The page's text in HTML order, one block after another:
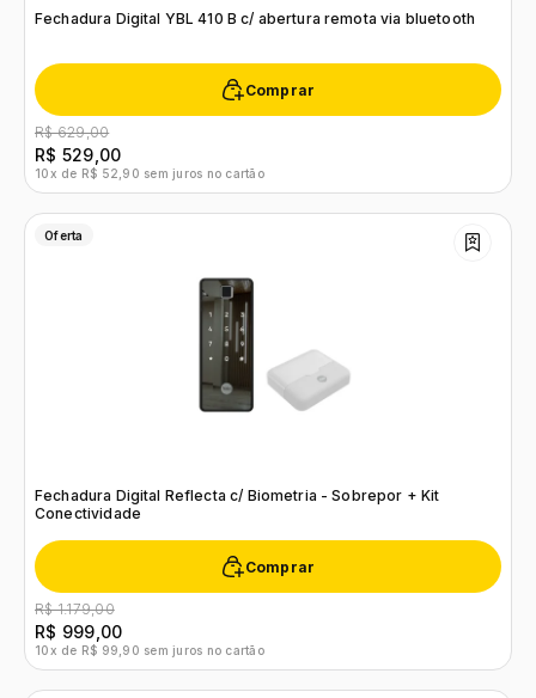
Fechadura Digital YBL 410 B c/ abertura remota via bluetooth
Comprar
R$ 629,00
R$ 529,00
10x de R$ 52,90 sem juros no cartão
Oferta
Fechadura Digital Reflecta c/ Biometria - Sobrepor + Kit
Conectividade
Comprar
R$ 1.179,00
R$ 999,00
10x de R$ 99,90 sem juros no cartão